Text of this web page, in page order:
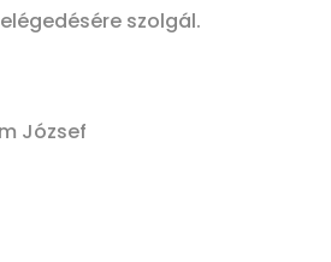
szolgál.
József